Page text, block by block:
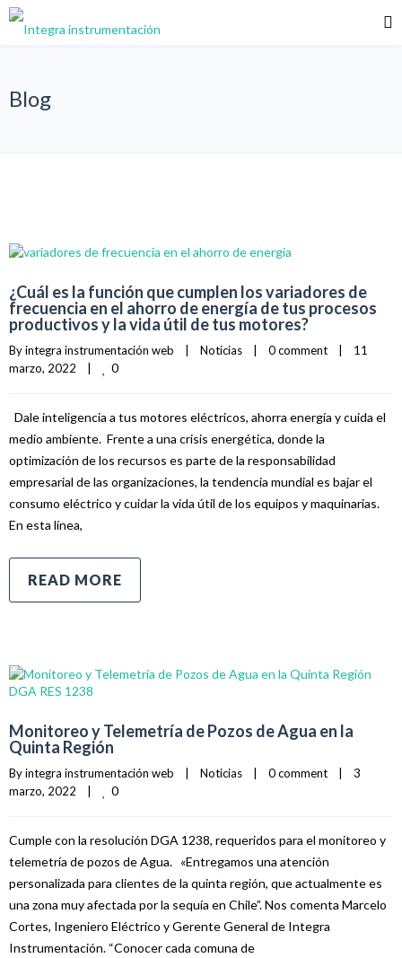
Blog
¿Cuál es la función que cumplen los variadores de
frecuencia en el ahorro de energía de tus procesos
productivos y la vida útil de tus motores?
By integra instrumentación web Noticias 0 comment
11
marzo, 2022
0
Dale inteligencia a tus motores eléctricos, ahorra energía y cuida el
medio ambiente. Frente a una crisis energética, donde la
optimización de los recursos es parte de la responsabilidad
empresarial de las organizaciones, la tendencia mundial es bajar el
consumo eléctrico y cuidar la vida útil de los equipos y maquinarias.
En esta línea,
READ MORE
Monitoreo y Telemetría de Pozos de Agua en la
Quinta Región
By integra instrumentación web Noticias 0 comment
3
marzo, 2022
0
Cumple con la resolución DGA 1238, requeridos para el monitoreo y
telemetría de pozos de Agua. «Entregamos una atención
personalizada para clientes de la quinta región, que actualmente es
una zona muy afectada por la sequía en Chile”. Nos comenta Marcelo
Cortes, Ingeniero Eléctrico y Gerente General de Integra
Instrumentación. “Conocer cada comuna de